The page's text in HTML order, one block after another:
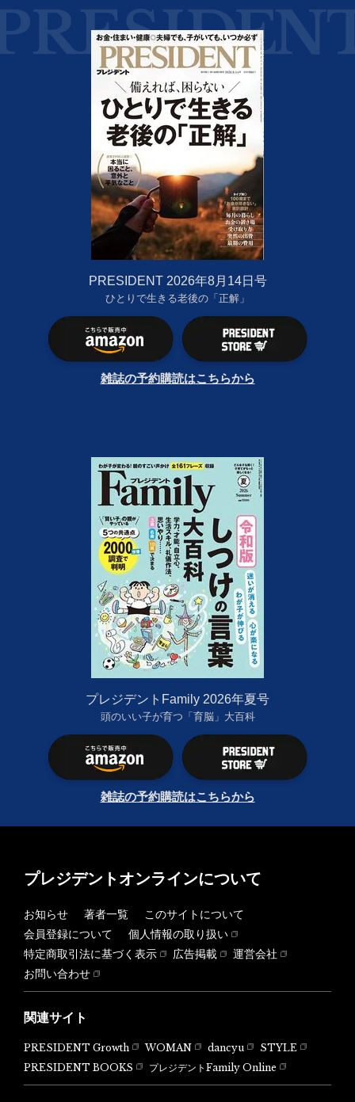
PRESIDENT 2026年8月14日号
ひとりで生きる老後の「正解」
雑誌の予約購読はこちらから
プレジデントFamily 2026年夏号
頭のいい子が育つ「育脳」大百科
雑誌の予約購読はこちらから
プレジデントオンラインについて
お知らせ 著者一覧
このサイトについて
会員登録について
個人情報の取り扱い
特定商取引法に基づく表示
広告掲載
運営会社
お問い合わせ
関連サイト
PRESIDENT Growth WOMAN dancyu
STYLE
PRESIDENT BOOKS
プレジデントFamily Online